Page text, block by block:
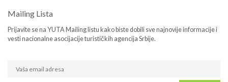
Mailing Lista
Prijavite se na YUTA Mailing listu kako biste dobili sve najnovije informacije i
vesti nacionalne asocijacije turističkih agencija Srbije.